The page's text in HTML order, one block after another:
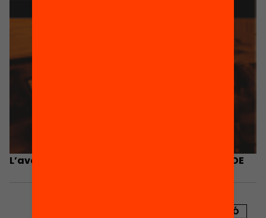
L’avaluació de l’educació als països de l’OCDE
PUBLICACIÓ